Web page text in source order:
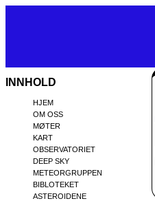
INNHOLD
HJEM
OM OSS
MØTER
KART
OBSERVATORIET
DEEP SKY
METEORGRUPPEN
BIBLOTEKET
ASTEROIDENE